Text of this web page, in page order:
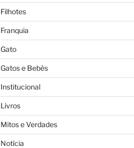
Filhotes
Franquia
Gato
Gatos e Bebês
Institucional
Livros
Mitos e Verdades
Notícia